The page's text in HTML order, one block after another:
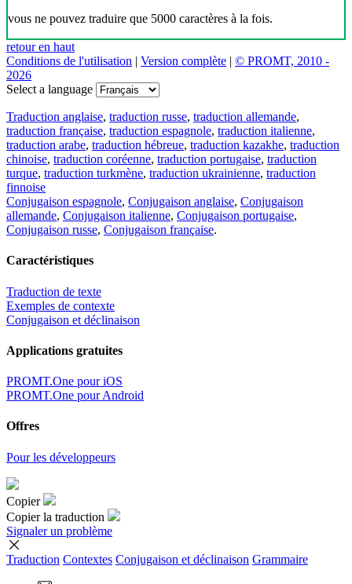
vous ne pouvez traduire que 5000 caractères à la fois.
retour en haut
Conditions de l'utilisation | Version complète | © PROMT, 2010 -
2026
Select a language
Traduction anglaise, traduction russe, traduction allemande,
traduction française, traduction espagnole, traduction italienne,
traduction arabe, traduction hébreue, traduction kazakhe, traduction
chinoise, traduction coréenne, traduction portugaise, traduction
turque, traduction turkmène, traduction ukrainienne, traduction
finnoise
Conjugaison espagnole, Conjugaison anglaise, Conjugaison
allemande, Conjugaison italienne, Conjugaison portugaise,
Conjugaison russe, Conjugaison française.
Caractéristiques
Traduction de texte
Exemples de contexte
Conjugaison et déclinaison
Applications gratuites
PROMT.One pour iOS
PROMT.One pour Android
Offres
Pour les développeurs
Copier
Copier la traduction
Signaler un problème
Traduction Contextes Conjugaison et déclinaison Grammaire